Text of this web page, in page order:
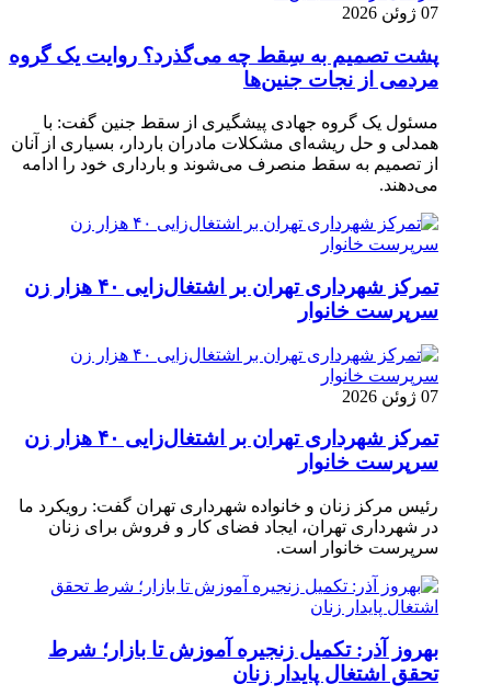
07 ژوئن 2026
پشت تصمیم به سِقط چه می‌گذرد؟ روایت یک گروه
مردمی از نجات جنین‌ها
مسئول یک گروه جهادی پیشگیری از سقط جنین گفت: با
همدلی و حل ریشه‌ای مشکلات مادران باردار، بسیاری از آنان
از تصمیم به سقط منصرف می‌شوند و بارداری خود را ادامه
می‌دهند.
تمرکز شهرداری تهران بر اشتغال‌زایی ۴۰ هزار زن
سرپرست خانوار
07 ژوئن 2026
تمرکز شهرداری تهران بر اشتغال‌زایی ۴۰ هزار زن
سرپرست خانوار
رئیس مرکز زنان و خانواده شهرداری تهران گفت: رویکرد ما
در شهرداری تهران، ایجاد فضای کار و فروش برای زنان
سرپرست خانوار است.
بهروز آذر: تکمیل زنجیره آموزش تا بازار؛ شرط
تحقق اشتغال پایدار زنان